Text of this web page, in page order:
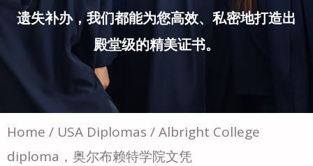
遗失补办，我们都能为您高效、私密地打造出
殿堂级的精美证书。
Home / USA Diplomas / Albright College
diploma，奥尔布赖特学院文凭